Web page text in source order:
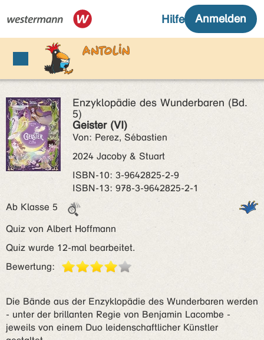
Enzyklopädie des Wunderbaren (Bd.
5)
Geister (VI)
Von: Perez, Sébastien
2024 Jacoby & Stuart
ISBN‑10: 3-9642825-2-9
ISBN‑13: 978-3-9642825-2-1
Ab Klasse 5
Quiz von Albert Hoffmann
Quiz wurde 12-mal bearbeitet.
Bewertung:
Die Bände aus der Enzyklopädie des Wunderbaren werden
- unter der brillanten Regie von Benjamin Lacombe -
jeweils von einem Duo leidenschaftlicher Künstler